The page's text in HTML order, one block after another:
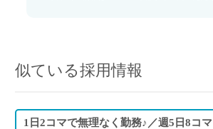
似ている採用情報
1日2コマで無理なく勤務♪／週5日8コマ